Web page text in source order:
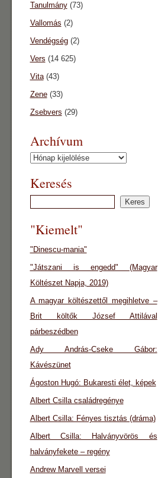
Tanulmány(73)
Vallomás (2)
Vendégség(2)
Vers (14 625)
Vita(43)
Zene(33)
Zsebvers (29)
Archívum
Archívum
Keresés
"Kiemelt"
"Dinescu-mania"
"Játszani is engedd" (Magyar
Költészet Napja, 2019)
A magyar költészettől megihletve –
Brit költők József Attilával
párbeszédben
Ady András-Cseke Gábor:
Kávészünet
Ágoston Hugó: Bukaresti élet, képek
Albert Csilla családregénye
Albert Csilla: Fényes tisztás (dráma)
Albert Csilla: Halványvörös és
halványfekete – regény
Andrew Marvell versei